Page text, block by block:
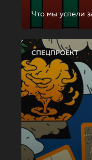
Что мы успели
СПЕЦПРОЕКТ